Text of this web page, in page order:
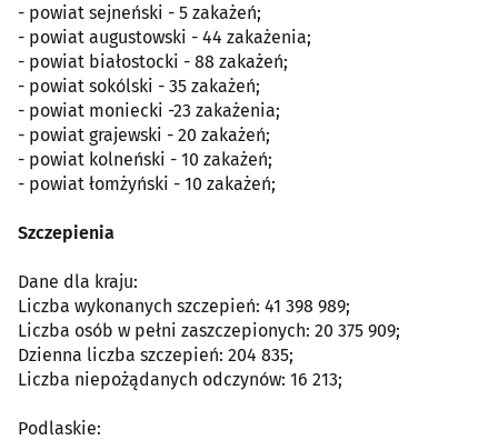
- powiat sejneński - 5 zakażeń;
- powiat augustowski - 44 zakażenia;
- powiat białostocki - 88 zakażeń;
- powiat sokólski - 35 zakażeń;
- powiat moniecki -23 zakażenia;
- powiat grajewski - 20 zakażeń;
- powiat kolneński - 10 zakażeń;
- powiat łomżyński - 10 zakażeń;
Szczepienia
Dane dla kraju:
Liczba wykonanych szczepień: 41 398 989;
Liczba osób w pełni zaszczepionych: 20 375 909;
Dzienna liczba szczepień: 204 835;
Liczba niepożądanych odczynów: 16 213;
Podlaskie: